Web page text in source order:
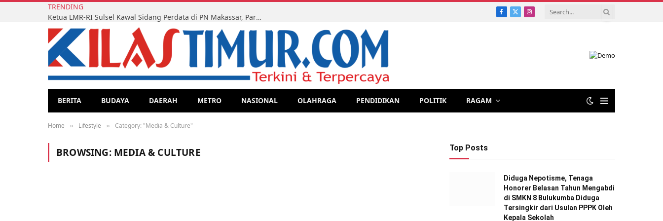
TRENDING
Ketua LMR-RI Sulsel Kawal Sidang Perdata di PN Makassar, Para Ahli Waris Tegaskan Perjuangan Hak Lewat Jalur Legal
Facebook
X
Instagram
BERITA BUDAYA DAERAH METRO NASIONAL OLAHRAGA PENDIDIKAN POLITIK RAGAM
Home » Lifestyle » Category: "Media & Culture"
BROWSING: MEDIA & CULTURE Top Posts
Diduga Nepotisme, Tenaga
Honorer Belasan Tahun Mengabdi
di SMKN 8 Bulukumba Diduga
Tersingkir dari Usulan PPPK Oleh
Kepala Sekolah